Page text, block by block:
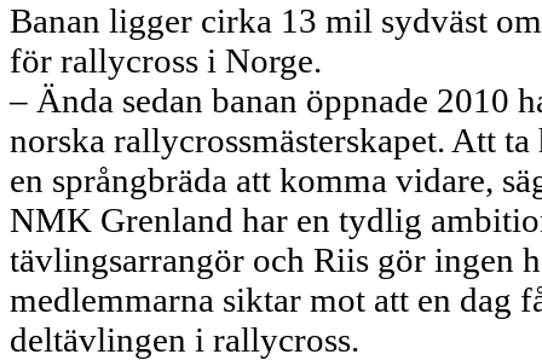
Banan ligger cirka 13 mil sydväst
för rallycross i Norge.
– Ända sedan banan öppnade 2010
norska rallycrossmästerskapet. Att
en språngbräda att komma vidare,
NMK Grenland har en tydlig
tävlingsarrangör och Riis gör ingen
medlemmarna siktar mot att en dag
deltävlingen i rallycross.